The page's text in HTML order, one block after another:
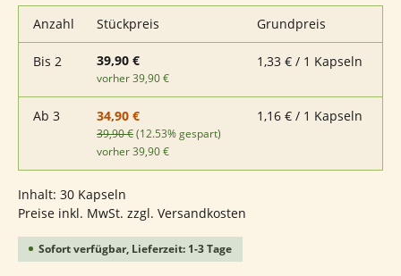
Anzahl Stückpreis Grundpreis
Bis 2 39,90 €
vorher 39,90 €
1,33 € / 1 Kapseln
Ab 3 34,90 €
39,90 €(12.53% gespart)
vorher 39,90 €
1,16 € / 1 Kapseln
Inhalt: 30 Kapseln
Preise inkl. MwSt. zzgl. Versandkosten
Sofort verfügbar, Lieferzeit: 1-3 Tage